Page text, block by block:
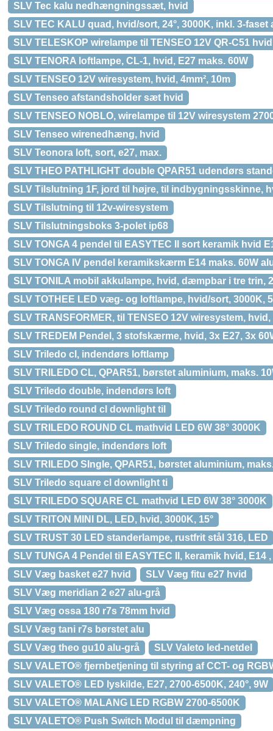
SLV Tec kalu nedhængningssæt, hvid
SLV TEC KALU quad, hvid/sort, 24°, 3000K, inkl. 3-faset
SLV TELESKOP wirelampe til TENSEO 12V QR-C51 hvid
SLV TENORA loftlampe, CL-1, hvid, E27 maks. 60W
SLV TENSEO 12V wiresystem, hvid, 4mm², 10m
SLV Tenseo afstandsholder sæt hvid
SLV TENSEO NOBLO, wirelampe til 12V wiresystem
SLV Tenseo wirenedhæng, hvid
SLV Teonora loft, sort, e27, max.
SLV THEO PATHLIGHT double QPAR51 udendørs
SLV Tilslutning 1F, jord til højre, til indbygningsskinne,
SLV Tilslutning til 12v-wiresystem
SLV Tilslutningsboks 3-polet ip68
SLV TONGA 4 pendel til EASYTEC II sort keramik hvid
SLV TONGA IV pendel keramikskærm E14 maks. 60W
SLV TONILA mobil akkulampe, hvid, dæmpbar i tre trin,
SLV TOTHEE LED væg- og loftlampe, hvid/sort, 3000K,
SLV TRANSFORMER, til TENSEO 12V wiresystem, hvid,
SLV TREDEM Pendel, 3 stofskærme, hvid, 3x E27, 3x
SLV Triledo cl, indendørs loftlamp
SLV TRILEDO CL, QPAR51, børstet aluminium, maks.
SLV Triledo double, indendørs loft
SLV Triledo round cl downlight til
SLV TRILEDO ROUND CL mathvid LED 6W 38° 3000K
SLV Triledo single, indendørs loft
SLV TRILEDO SIngle, QPAR51, børstet aluminium,
SLV Triledo square cl downlight ti
SLV TRILEDO SQUARE CL mathvid LED 6W 38° 3000K
SLV TRITON MINI DL, LED, hvid, 3000K, 15°
SLV TRUST 30 LED standerlampe, rustfrit stål 316, LED
SLV TUNGA 4 Pendel til EASYTEC II, keramik hvid, E14
SLV Væg basket e27 hvid
SLV Væg fitu e27 hvid
SLV Væg meridian 2 e27 alu-grå
SLV Væg ossa 180 r7s 78mm hvid
SLV Væg tani r7s børstet alu
SLV Væg theo gu10 alu-grå
SLV Valeto led-netdel
SLV VALETO® fjernbetjening til styring af CCT- og
SLV VALETO® LED lyskilde, E27, 2700-6500K, 240°, 9W
SLV VALETO® MALANG LED RGBW 2700-6500K
SLV VALETO® Push Switch Modul til dæmpning